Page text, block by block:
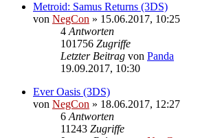
Metroid: Samus Returns (3DS)
von NegCon » 15.06.2017, 10:25
4Antworten
101756 Zugriffe
Letzter Beitrag von Panda
19.09.2017, 10:30
Ever Oasis (3DS)
von NegCon » 18.06.2017, 12:27
6Antworten
11243 Zugriffe